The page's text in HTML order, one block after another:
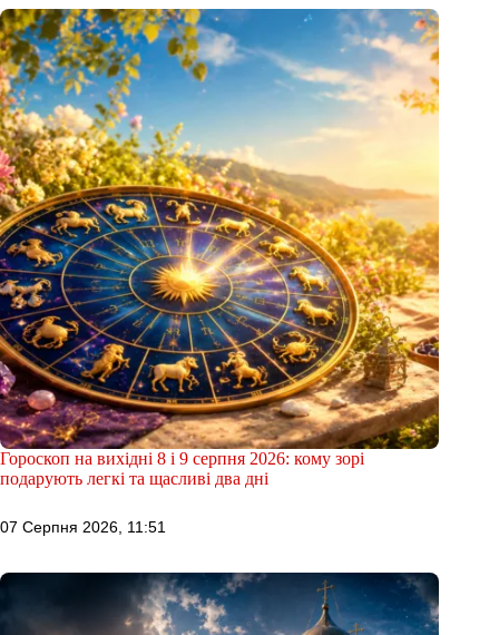
Гороскоп на вихідні 8 і 9 серпня 2026: кому зорі
подарують легкі та щасливі два дні
07 Серпня 2026, 11:51